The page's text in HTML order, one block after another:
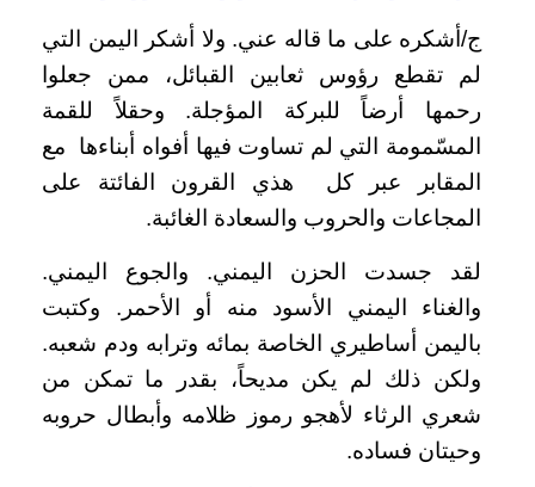
ج/أشكره على ما قاله عني. ولا أشكر اليمن التي
لم تقطع رؤوس ثعابين القبائل، ممن جعلوا
رحمها أرضاً للبركة المؤجلة. وحقلاً للقمة
المسّمومة التي لم تساوت فيها أفواه أبناءها مع
المقابر عبر كل هذي القرون الفائتة على
المجاعات والحروب والسعادة الغائبة.
لقد جسدت الحزن اليمني. والجوع اليمني.
والغناء اليمني الأسود منه أو الأحمر. وكتبت
باليمن أساطيري الخاصة بمائه وترابه ودم شعبه.
ولكن ذلك لم يكن مديحاً، بقدر ما تمكن من
شعري الرثاء لأهجو رموز ظلامه وأبطال حروبه
وحيتان فساده.